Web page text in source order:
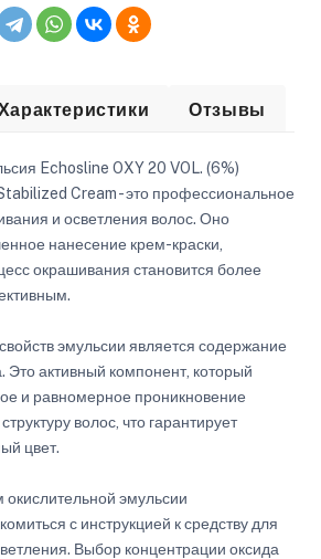
Отзывы
Echosline OXY 20 VOL. (6%)
Cream - это профессиональное
и осветления волос. Оно
нанесение крем-краски,
окрашивания становится более
эмульсии является содержание
Это активный компонент, который
и равномерное проникновение
волос, что гарантирует
цвет.
эмульсии
с инструкцией к средству для
Выбор концентрации оксида